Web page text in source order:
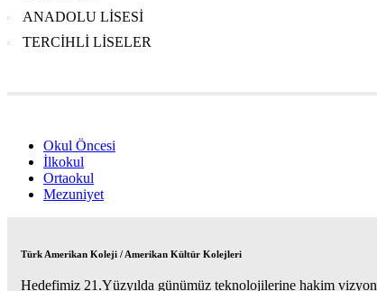
ANADOLU LİSESİ
TERCİHLİ LİSELER
Okul Öncesi
İlkokul
Ortaokul
Mezuniyet
Türk Amerikan Koleji / Amerikan Kültür Kolejleri
Hedefimiz 21.Yüzyılda günümüz teknolojilerine hakim vizyon